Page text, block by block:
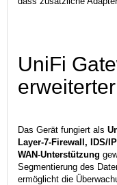
UniFi
Das Gerät fungiert als
Layer-7-Firewall, IDS/
WAN-Unterstützung
Segmentierung des
ermöglicht die